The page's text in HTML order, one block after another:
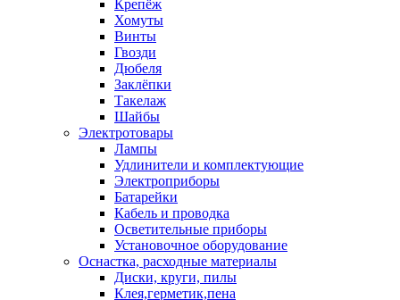
Крепёж
Хомуты
Винты
Гвозди
Дюбеля
Заклёпки
Такелаж
Шайбы
Электротовары
Лампы
Удлинители и комплектующие
Электроприборы
Батарейки
Кабель и проводка
Осветительные приборы
Установочное оборудование
Оснастка, расходные материалы
Диски, круги, пилы
Клея,герметик,пена